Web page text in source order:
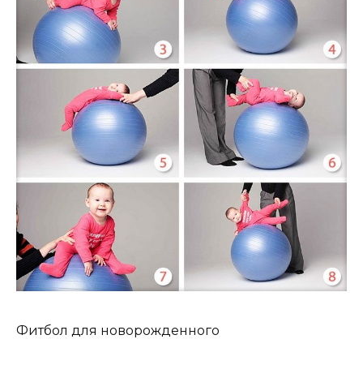
Фитбол для новорожденного